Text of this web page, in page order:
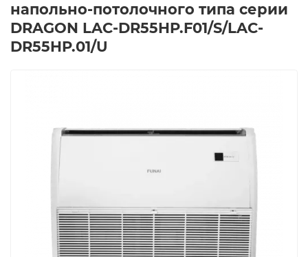
напольно-потолочного типа серии
DRAGON LAC-DR55HP.F01/S/LAC-
DR55HP.01/U